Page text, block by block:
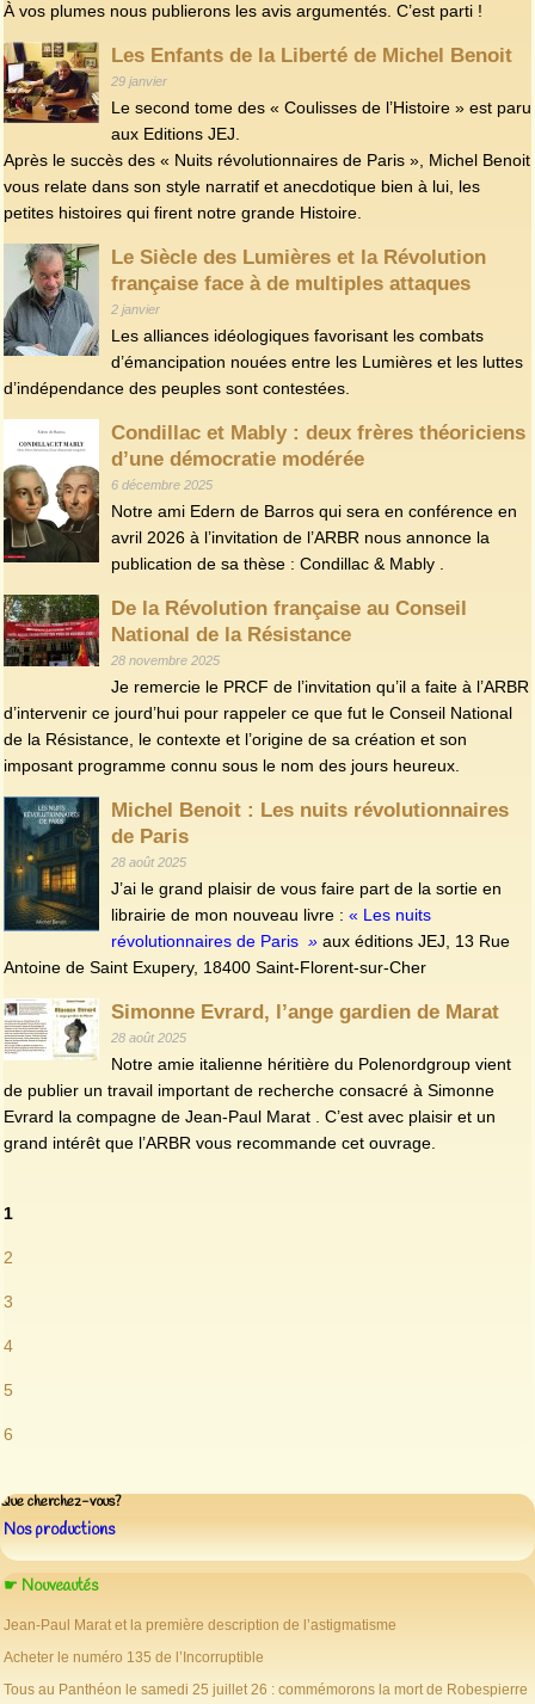
À vos plumes nous publierons les avis argumentés. C’est parti !
Les Enfants de la Liberté de Michel Benoit
29 janvier
Le second tome des « Coulisses de l’Histoire » est paru
aux Editions JEJ.
Après le succès des « Nuits révolutionnaires de Paris », Michel Benoit
vous relate dans son style narratif et anecdotique bien à lui, les
petites histoires qui firent notre grande Histoire.
Le Siècle des Lumières et la Révolution
française face à de multiples attaques
2 janvier
Les alliances idéologiques favorisant les combats
d’émancipation nouées entre les Lumières et les luttes
d’indépendance des peuples sont contestées.
Condillac et Mably : deux frères théoriciens
d’une démocratie modérée
6 décembre 2025
Notre ami Edern de Barros qui sera en conférence en
avril 2026 à l’invitation de l’ARBR nous annonce la
publication de sa thèse : Condillac & Mably .
De la Révolution française au Conseil
National de la Résistance
28 novembre 2025
Je remercie le PRCF de l’invitation qu’il a faite à l’ARBR
d’intervenir ce jourd’hui pour rappeler ce que fut le Conseil National
de la Résistance, le contexte et l’origine de sa création et son
imposant programme connu sous le nom des jours heureux.
Michel Benoit : Les nuits révolutionnaires
de Paris
28 août 2025
J’ai le grand plaisir de vous faire part de la sortie en
librairie de mon nouveau livre : « Les nuits
révolutionnaires de Paris » aux éditions JEJ, 13 Rue
Antoine de Saint Exupery, 18400 Saint‑Florent‑sur‑Cher
Simonne Evrard, l’ange gardien de Marat
28 août 2025
Notre amie italienne héritière du Polenordgroup vient
de publier un travail important de recherche consacré à Simonne
Evrard la compagne de Jean-Paul Marat . C’est avec plaisir et un
grand intérêt que l’ARBR vous recommande cet ouvrage.
1
2
3
4
5
6
Que cherchez-vous?
Nos productions
☛ Nouveautés
Jean-Paul Marat et la première description de l’astigmatisme
Acheter le numéro 135 de l’Incorruptible
Tous au Panthéon le samedi 25 juillet 26 : commémorons la mort de Robespierre